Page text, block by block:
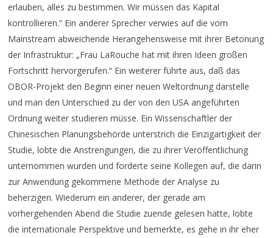
erlauben, alles zu bestimmen. Wir müssen das Kapital
kontrollieren.“ Ein anderer Sprecher verwies auf die vom
Mainstream abweichende Herangehensweise mit ihrer Betonung
der Infrastruktur: „Frau LaRouche hat mit ihren Ideen großen
Fortschritt hervorgerufen.“ Ein weiterer führte aus, daß das
OBOR-Projekt den Beginn einer neuen Weltordnung darstelle
und man den Unterschied zu der von den USA angeführten
Ordnung weiter studieren müsse. Ein Wissenschaftler der
Chinesischen Planungsbehörde unterstrich die Einzigartigkeit der
Studie, lobte die Anstrengungen, die zu ihrer Veröffentlichung
unternommen wurden und forderte seine Kollegen auf, die darin
zur Anwendung gekommene Methode der Analyse zu
beherzigen. Wiederum ein anderer, der gerade am
vorhergehenden Abend die Studie zuende gelesen hatte, lobte
die internationale Perspektive und bemerkte, es gehe in ihr eher